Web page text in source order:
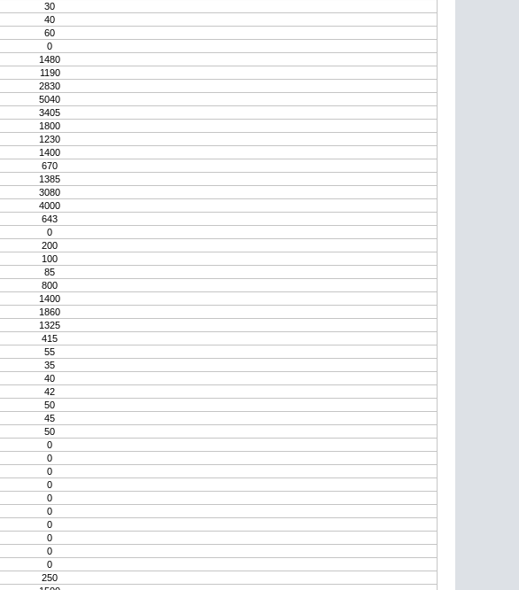
30
40
60
0
1480
1190
2830
5040
3405
1800
1230
1400
670
1385
3080
4000
643
0
200
100
85
800
1400
1860
1325
415
55
35
40
42
50
45
50
0
0
0
0
0
0
0
0
0
0
250